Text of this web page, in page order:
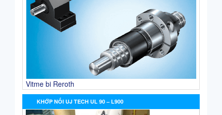
Vitme bi Reroth
KHỚP NỐI UJ TECH UL 90 – L900